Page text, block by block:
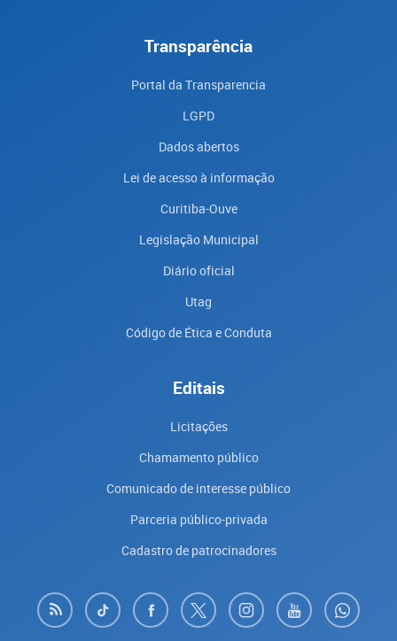
Transparência
Portal da Transparencia
LGPD
Dados abertos
Lei de acesso à informação
Curitiba-Ouve
Legislação Municipal
Diário oficial
Utag
Código de Ética e Conduta
Editais
Licitações
Chamamento público
Comunicado de interesse público
Parceria público-privada
Cadastro de patrocinadores